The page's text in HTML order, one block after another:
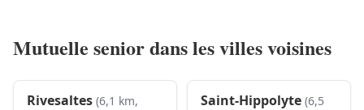
Mutuelle senior dans les villes voisines
Rivesaltes (6,1 km,
Saint-Hippolyte (6,5